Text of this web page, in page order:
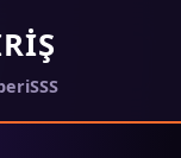
SSS